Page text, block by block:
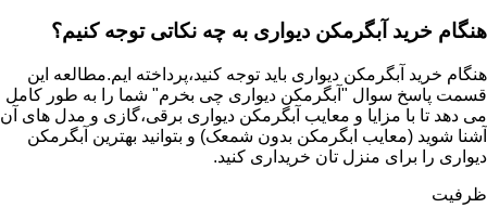
هنگام خرید آبگرمکن دیواری به چه نکاتی توجه کنیم؟
هنگام خرید آبگرمکن دیواری باید توجه کنید،پرداخته ایم.مطالعه این
قسمت پاسخ سوال "آبگرمکن دیواری چی بخرم" شما را به طور کامل
می دهد تا با مزایا و معایب آبگرمکن دیواری برقی،گازی و مدل های آن
آشنا شوید (معایب ابگرمکن بدون شمعک) و بتوانید بهترین آبگرمکن
دیواری را برای منزل تان خریداری کنید.
ظرفیت